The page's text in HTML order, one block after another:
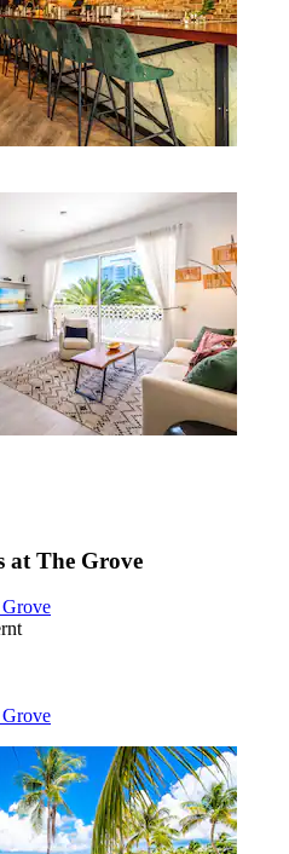
at The Grove